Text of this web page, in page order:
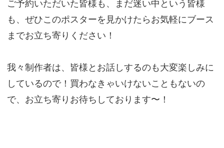
ご予約いただいた皆様も、まだ迷い中という皆様
も、ぜひこのポスターを見かけたらお気軽にブース
までお立ち寄りください！
我々制作者は、皆様とお話しするのも大変楽しみに
しているので！買わなきゃいけないこともないの
で、お立ち寄りお待ちしております〜！